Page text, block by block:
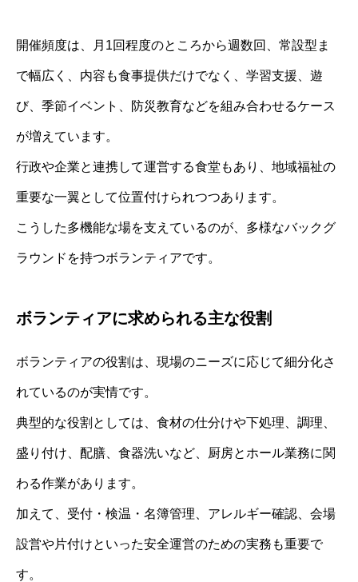
開催頻度は、月1回程度のところから週数回、常設型ま
で幅広く、内容も食事提供だけでなく、学習支援、遊
び、季節イベント、防災教育などを組み合わせるケース
が増えています。
行政や企業と連携して運営する食堂もあり、地域福祉の
重要な一翼として位置付けられつつあります。
こうした多機能な場を支えているのが、多様なバックグ
ラウンドを持つボランティアです。
ボランティアに求められる主な役割
ボランティアの役割は、現場のニーズに応じて細分化さ
れているのが実情です。
典型的な役割としては、食材の仕分けや下処理、調理、
盛り付け、配膳、食器洗いなど、厨房とホール業務に関
わる作業があります。
加えて、受付・検温・名簿管理、アレルギー確認、会場
設営や片付けといった安全運営のための実務も重要で
す。